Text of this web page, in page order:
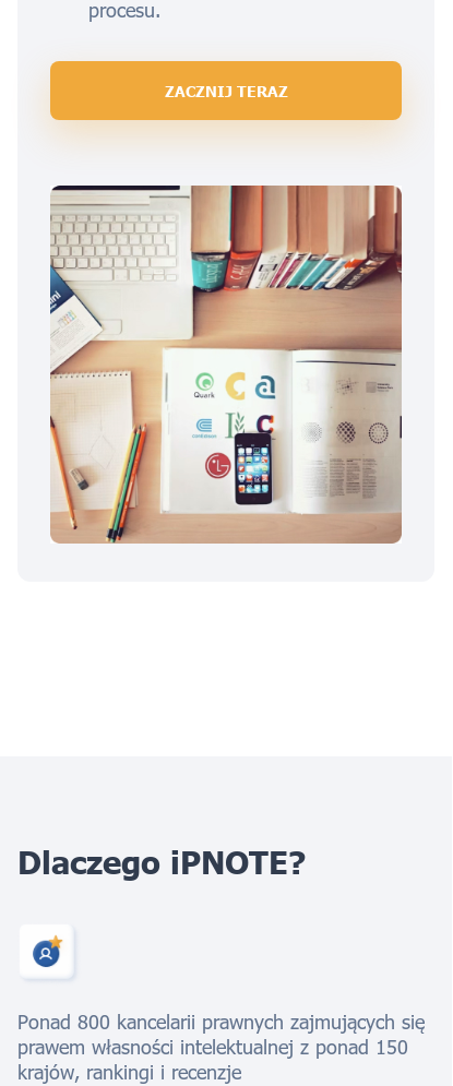
procesu.
ZACZNIJ TERAZ
Dlaczego iPNOTE?
Ponad 800 kancelarii prawnych zajmujących się
prawem własności intelektualnej z ponad 150
krajów, rankingi i recenzje